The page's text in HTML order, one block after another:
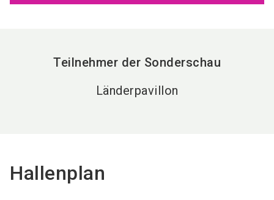
Teilnehmer der Sonderschau
Länderpavillon
Hallenplan